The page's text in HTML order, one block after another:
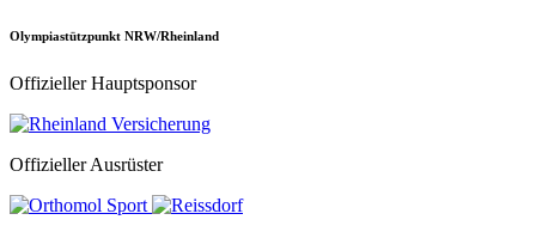
Olympiastützpunkt NRW/Rheinland
Offizieller Hauptsponsor
Offizieller Ausrüster